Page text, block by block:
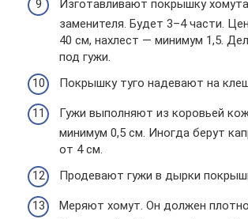
Изготавливают покрышку
заменителя. Будет 3–4 части.
40 см, нахлест — минимум 1,5.
под гужи.
Покрышку туго надевают на
Гужи выполняют из коровьей
минимум 0,5 см. Иногда берут
от 4 см.
Продевают гужи в дырки
Меряют хомут. Он должен плотно